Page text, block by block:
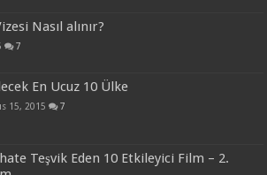
Nasıl alınır?
7
En Ucuz 10 Ülke
15, 2015 7
Teşvik Eden 10 Etkileyici Film – 2.